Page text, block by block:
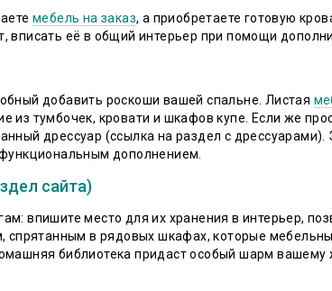
мебель на заказ, а приобретаете готовую
вписать её в общий интерьер при помощи
добавить роскоши вашей спальне. Листая
из тумбочек, кровати и шкафов купе. Если же
дрессуар (ссылка на раздел с
дополнением.
сайта)
впишите место для их хранения в интерьер,
спрятанным в рядовых шкафах, которые
библиотека придаст особый шарм вашему